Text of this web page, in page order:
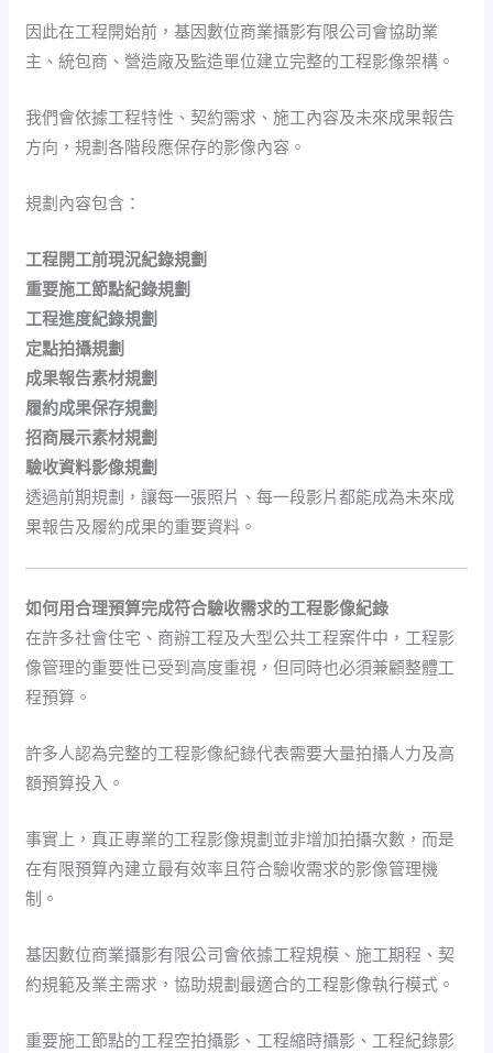
因此在工程開始前，基因數位商業攝影有限公司會協助業
主、統包商、營造廠及監造單位建立完整的工程影像架構。
我們會依據工程特性、契約需求、施工內容及未來成果報告
方向，規劃各階段應保存的影像內容。
規劃內容包含：
工程開工前現況紀錄規劃
重要施工節點紀錄規劃
工程進度紀錄規劃
定點拍攝規劃
成果報告素材規劃
履約成果保存規劃
招商展示素材規劃
驗收資料影像規劃
透過前期規劃，讓每一張照片、每一段影片都能成為未來成
果報告及履約成果的重要資料。
如何用合理預算完成符合驗收需求的工程影像紀錄
在許多社會住宅、商辦工程及大型公共工程案件中，工程影
像管理的重要性已受到高度重視，但同時也必須兼顧整體工
程預算。
許多人認為完整的工程影像紀錄代表需要大量拍攝人力及高
額預算投入。
事實上，真正專業的工程影像規劃並非增加拍攝次數，而是
在有限預算內建立最有效率且符合驗收需求的影像管理機
制。
基因數位商業攝影有限公司會依據工程規模、施工期程、契
約規範及業主需求，協助規劃最適合的工程影像執行模式。
重要施工節點的工程空拍攝影、工程縮時攝影、工程紀錄影